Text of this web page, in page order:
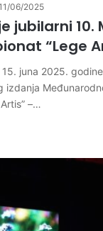
06/2025
jubilarni 10.
“Lege
juna 2025.
izdanja
–…